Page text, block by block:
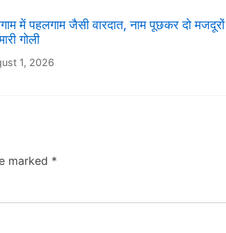
में पहलगाम जैसी वारदात, नाम पूछकर दो मजदूरों
गोली
1, 2026
marked *